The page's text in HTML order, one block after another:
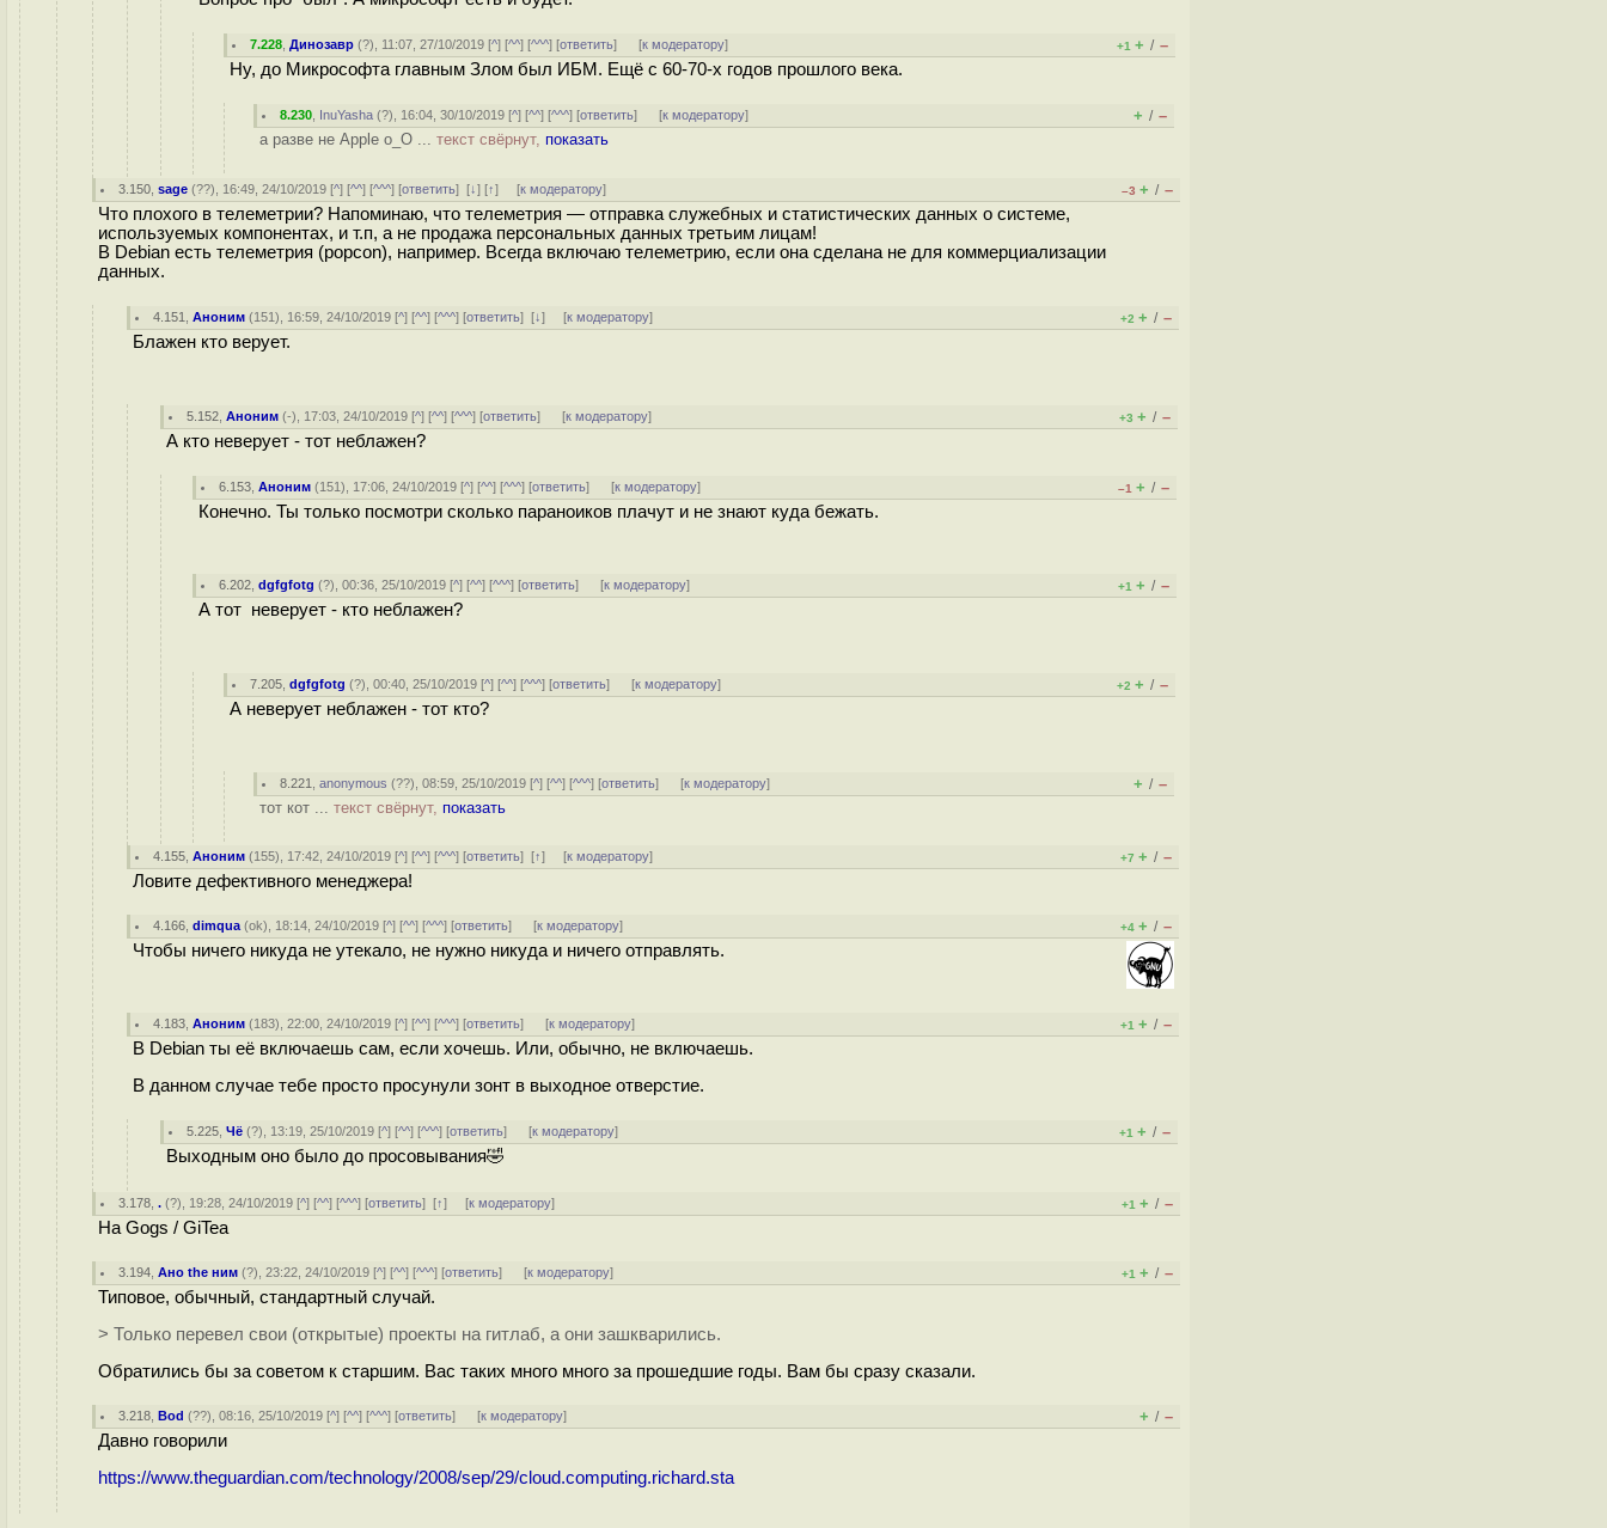
7.228 ,Динозавр (?), 11:07, 27/10/2019 [^] [^^] [^^^] [ответить] [к модератору] +1 + / –
Ну, до Микрософта главным Злом был ИБМ. Ещё с 60-70-х годов прошлого века.
8.230 InuYasha (?), 16:04, 30/10/2019 [^] [^^] [^^^] [ответить] [к модератору] + / –
а разве не Apple o_O ... текст свёрнут, показать
3.150 ,sage (??), 16:49, 24/10/2019 [^] [^^] [^^^] [ответить][↓] [↑] [к модератору] –3 + / –
Что плохого в телеметрии? Напоминаю, что телеметрия — отправка служебных и статистических данных о системе,
используемых компонентах, и т.п, а не продажа персональных данных третьим лицам!
В Debian есть телеметрия (popcon), например. Всегда включаю телеметрию, если она сделана не для коммерциализации
данных.
4.151 ,Аноним (151), 16:59, 24/10/2019 [^] [^^] [^^^] [ответить][↓] [к модератору] +2 + / –
Блажен кто верует.
5.152 ,Аноним (-), 17:03, 24/10/2019 [^] [^^] [^^^] [ответить] [к модератору] +3 + / –
А кто неверует - тот неблажен?
6.153 ,Аноним (151), 17:06, 24/10/2019 [^] [^^] [^^^] [ответить] [к модератору] –1 + / –
Конечно. Ты только посмотри сколько параноиков плачут и не знают куда бежать.
6.202 ,dgfgfotg (?), 00:36, 25/10/2019 [^] [^^] [^^^] [ответить] [к модератору] +1 + / –
А тот неверует - кто неблажен?
7.205 ,dgfgfotg (?), 00:40, 25/10/2019 [^] [^^] [^^^] [ответить] [к модератору] +2 + / –
А неверует неблажен - тот кто?
8.221 ,anonymous (??), 08:59, 25/10/2019 [^] [^^] [^^^] [ответить] [к модератору] + / –
тот кот ... текст свёрнут, показать
4.155 ,Аноним (155), 17:42, 24/10/2019 [^] [^^] [^^^] [ответить][↑] [к модератору] +7 + / –
Ловите дефективного менеджера!
4.166 ,dimqua (ok), 18:14, 24/10/2019 [^] [^^] [^^^] [ответить] [к модератору] +4 + / –
Чтобы ничего никуда не утекало, не нужно никуда и ничего отправлять.
4.183 ,Аноним (183), 22:00, 24/10/2019 [^] [^^] [^^^] [ответить] [к модератору] +1 + / –
В Debian ты её включаешь сам, если хочешь. Или, обычно, не включаешь.
В данном случае тебе просто просунули зонт в выходное отверстие.
5.225 ,Чё (?), 13:19, 25/10/2019 [^] [^^] [^^^] [ответить] [к модератору] +1 + / –
Выходным оно было до просовывания🤣
3.178 ,. (?), 19:28, 24/10/2019 [^] [^^] [^^^] [ответить][↑] [к модератору] +1 + / –
На Gogs / GiTea
3.194 ,Ано the ним (?), 23:22, 24/10/2019 [^] [^^] [^^^] [ответить] [к модератору] +1 + / –
Типовое, обычный, стандартный случай.
> Только перевел свои (открытые) проекты на гитлаб, а они зaшквaрились.
Обратились бы за советом к старшим. Вас таких много много за прошедшие годы. Вам бы сразу сказали.
3.218 ,Bod (??), 08:16, 25/10/2019 [^] [^^] [^^^] [ответить] [к модератору] + / –
Давно говорили
https://www.theguardian.com/technology/2008/sep/29/cloud.computing.richard.sta